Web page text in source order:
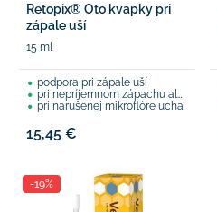
Retopix® Oto kvapky pri
zápale uší
15 ml
podpora pri zápale uší
pri nepríjemnom zápachu alebo výtoku
pri narušenej mikroflóre ucha
15,45 €
-19%